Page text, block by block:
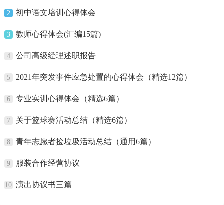
2 初中语文培训心得体会
3 教师心得体会(汇编15篇)
4 公司高级经理述职报告
5 2021年突发事件应急处置的心得体会（精选12篇）
6 专业实训心得体会（精选6篇）
7 关于篮球赛活动总结（精选6篇）
8 青年志愿者捡垃圾活动总结（通用6篇）
9 服装合作经营协议
10 演出协议书三篇